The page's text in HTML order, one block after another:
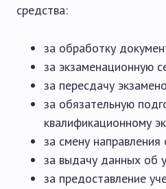
средства:
за обработку
за экзаменационную
за пересдачу
за обязательную
квалификационному
за смену направления
за выдачу данных об
за предоставление